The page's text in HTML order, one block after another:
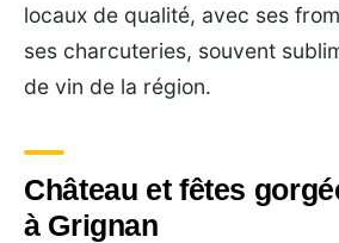
locaux de qualité, avec ses
ses charcuteries, souvent
de vin de la région.
Château et fêtes
à Grignan